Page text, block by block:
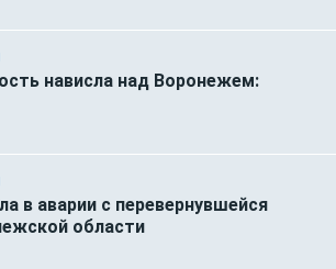
нависла над Воронежем:
в аварии с перевернувшейся
области